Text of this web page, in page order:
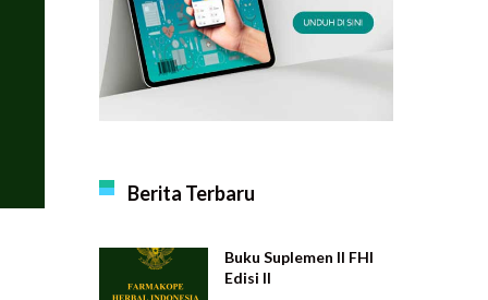
Berita Terbaru
Buku Suplemen II FHI
Edisi II